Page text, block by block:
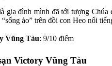
gia đình mình đã tới tượng
ảo” trên đồi con Heo nổi
Vũng Tàu: 9/10 điểm
Victory Vũng Tàu